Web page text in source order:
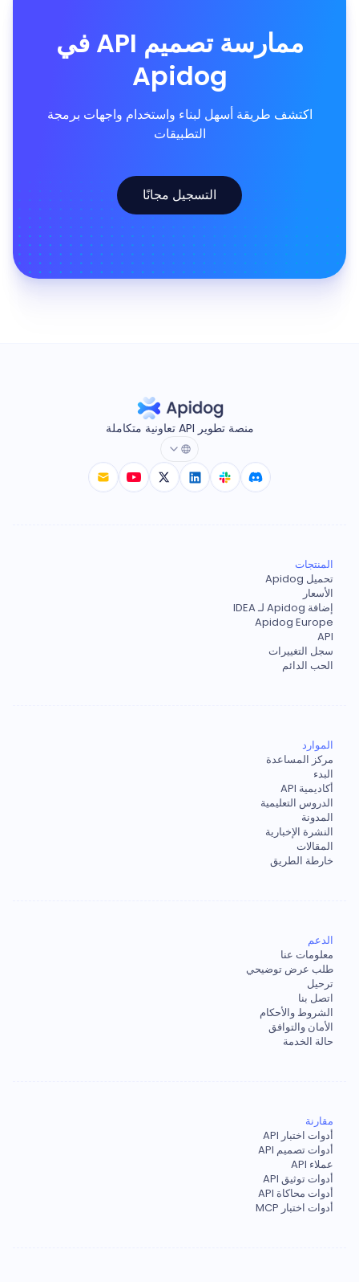
ممارسة تصميم API في
Apidog
اكتشف طريقة أسهل لبناء واستخدام واجهات برمجة
التطبيقات
التسجيل مجانًا
منصة تطوير API تعاونية متكاملة
المنتجات
تحميل Apidog
الأسعار
إضافة Apidog لـ IDEA
Apidog Europe
API
سجل التغييرات
الحب الدائم
الموارد
مركز المساعدة
البدء
أكاديمية API
الدروس التعليمية
المدونة
النشرة الإخبارية
المقالات
خارطة الطريق
الدعم
معلومات عنا
طلب عرض توضيحي
ترحيل
اتصل بنا
الشروط والأحكام
الأمان والتوافق
حالة الخدمة
مقارنة
أدوات اختبار API
أدوات تصميم API
عملاء API
أدوات توثيق API
أدوات محاكاة API
أدوات اختبار MCP